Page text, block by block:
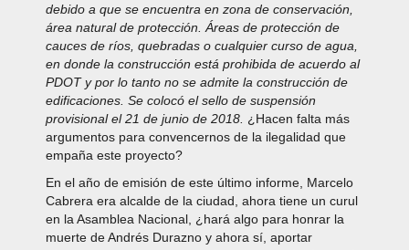
debido a que se encuentra en zona de conservación,
área natural de protección. Áreas de protección de
cauces de ríos, quebradas o cualquier curso de agua,
en donde la construcción está prohibida de acuerdo al
PDOT y por lo tanto no se admite la construcción de
edificaciones. Se colocó el sello de suspensión
provisional el 21 de junio de 2018. ¿Hacen falta más
argumentos para convencernos de la ilegalidad que
empaña este proyecto?
En el año de emisión de este último informe, Marcelo
Cabrera era alcalde de la ciudad, ahora tiene un curul
en la Asamblea Nacional, ¿hará algo para honrar la
muerte de Andrés Durazno y ahora sí, aportar